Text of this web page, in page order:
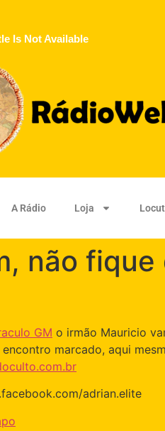
Is Not Available
A Rádio Loja
não
GM o irmão Mauricio
marcado, aqui
adrian.elite